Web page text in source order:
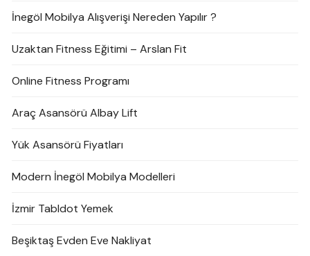
İnegöl Mobilya Alışverişi Nereden Yapılır ?
Uzaktan Fitness Eğitimi – Arslan Fit
Online Fitness Programı
Araç Asansörü Albay Lift
Yük Asansörü Fiyatları
Modern İnegöl Mobilya Modelleri
İzmir Tabldot Yemek
Beşiktaş Evden Eve Nakliyat